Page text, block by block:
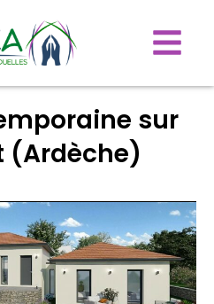
sur
(Ardèche)